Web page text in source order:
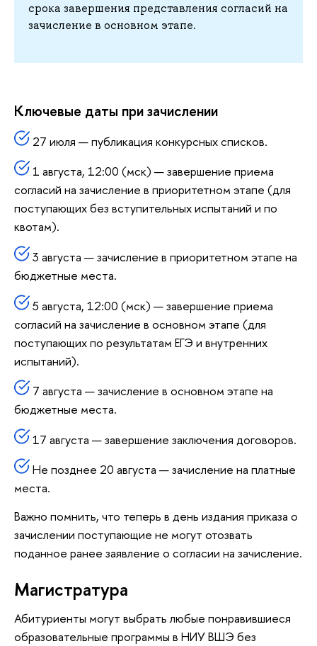
срока завершения представления согласий на
зачисление в основном этапе.
Ключевые даты при зачислении
27 июля — публикация конкурсных списков.
1 августа, 12:00 (мск) — завершение приема
согласий на зачисление в приоритетном этапе (для
поступающих без вступительных испытаний и по
квотам).
3 августа — зачисление в приоритетном этапе на
бюджетные места.
5 августа, 12:00 (мск) — завершение приема
согласий на зачисление в основном этапе (для
поступающих по результатам ЕГЭ и внутренних
испытаний).
7 августа — зачисление в основном этапе на
бюджетные места.
17 августа — завершение заключения договоров.
Не позднее 20 августа — зачисление на платные
места.
Важно помнить, что теперь в день издания приказа о
зачислении поступающие не могут отозвать
поданное ранее заявление о согласии на зачисление.
Магистратура
Абитуриенты могут выбрать любые понравившиеся
образовательные программы в НИУ ВШЭ без